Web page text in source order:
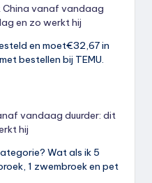
China vanaf vandaag
en zo werkt hij
en moet€32,67 in
bestellen bij TEMU.
vandaag duurder: dit
hij
Wat als ik 5
1 zwembroek en pet